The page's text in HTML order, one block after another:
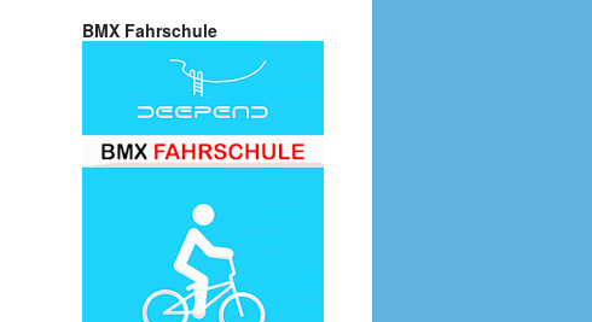
BMX Fahrschule